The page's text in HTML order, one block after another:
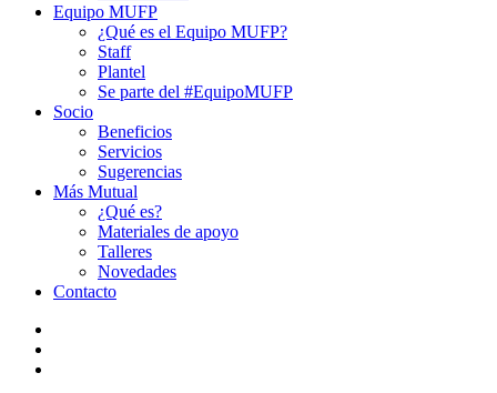
Equipo MUFP
¿Qué es el Equipo MUFP?
Staff
Plantel
Se parte del #EquipoMUFP
Socio
Beneficios
Servicios
Sugerencias
Más Mutual
¿Qué es?
Materiales de apoyo
Talleres
Novedades
Contacto